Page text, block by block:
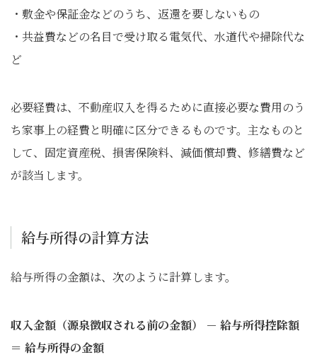
・敷金や保証金などのうち、返還を要しないもの
・共益費などの名目で受け取る電気代、水道代や掃除代な
ど
必要経費は、不動産収入を得るために直接必要な費用のう
ち家事上の経費と明確に区分できるものです。主なものと
して、固定資産税、損害保険料、減価償却費、修繕費など
が該当します。
給与所得の計算方法
給与所得の金額は、次のように計算します。
収入金額（源泉徴収される前の金額） － 給与所得控除額
＝ 給与所得の金額